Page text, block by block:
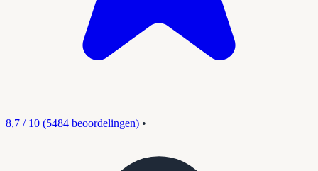
8,7 / 10 (5484 beoordelingen) •